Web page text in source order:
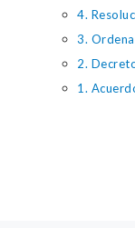
4.
3.
2.
1.